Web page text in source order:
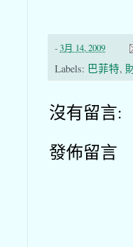
-3月 14, 2009
Labels: 巴菲特,
沒有留言:
發佈留言